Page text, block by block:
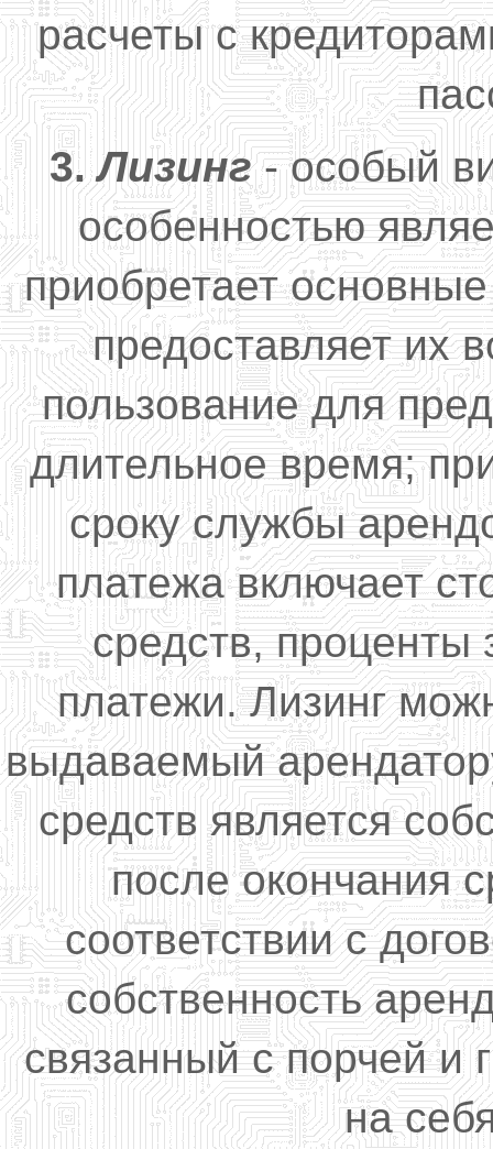
расчеты с
3. Лизинг- особый
особенностью
приобретает
предоставляет их
пользование для
длительное время;
сроку службы
платежа включает
средств, проценты
платежи. Лизинг
выдаваемый
средств является
после окончания
соответствии с
собственность
связанный с порчей и
на